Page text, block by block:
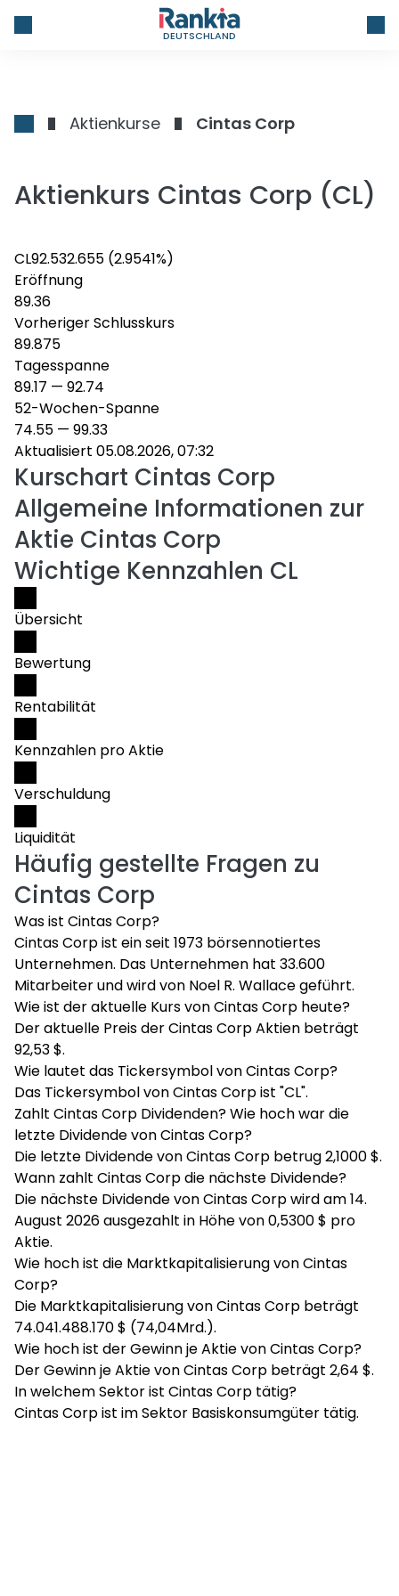
DEUTSCHLAND
Aktienkurse Cintas Corp
Aktienkurs Cintas Corp (CL)
CL92.532.655 (2.9541%)
Eröffnung
89.36
Vorheriger Schlusskurs
89.875
Tagesspanne
89.17 — 92.74
52-Wochen-Spanne
74.55 — 99.33
Aktualisiert 05.08.2026, 07:32
Kurschart Cintas Corp
Allgemeine Informationen zur
Aktie Cintas Corp
Wichtige Kennzahlen CL
Übersicht
Bewertung
Rentabilität
Kennzahlen pro Aktie
Verschuldung
Liquidität
Häufig gestellte Fragen zu
Cintas Corp
Was ist Cintas Corp?
Cintas Corp ist ein seit 1973 börsennotiertes
Unternehmen. Das Unternehmen hat 33.600
Mitarbeiter und wird von Noel R. Wallace geführt.
Wie ist der aktuelle Kurs von Cintas Corp heute?
Der aktuelle Preis der Cintas Corp Aktien beträgt
92,53 $.
Wie lautet das Tickersymbol von Cintas Corp?
Das Tickersymbol von Cintas Corp ist "CL".
Zahlt Cintas Corp Dividenden? Wie hoch war die
letzte Dividende von Cintas Corp?
Die letzte Dividende von Cintas Corp betrug 2,1000 $.
Wann zahlt Cintas Corp die nächste Dividende?
Die nächste Dividende von Cintas Corp wird am 14.
August 2026 ausgezahlt in Höhe von 0,5300 $ pro
Aktie.
Wie hoch ist die Marktkapitalisierung von Cintas
Corp?
Die Marktkapitalisierung von Cintas Corp beträgt
74.041.488.170 $ (74,04Mrd.).
Wie hoch ist der Gewinn je Aktie von Cintas Corp?
Der Gewinn je Aktie von Cintas Corp beträgt 2,64 $.
In welchem Sektor ist Cintas Corp tätig?
Cintas Corp ist im Sektor Basiskonsumgüter tätig.